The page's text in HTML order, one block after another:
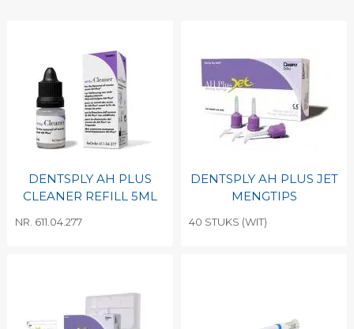
DENTSPLY AH PLUS
CLEANER REFILL 5ML
NR. 611.04.277
DENTSPLY AH PLUS JET
MENGTIPS
40 STUKS (WIT)